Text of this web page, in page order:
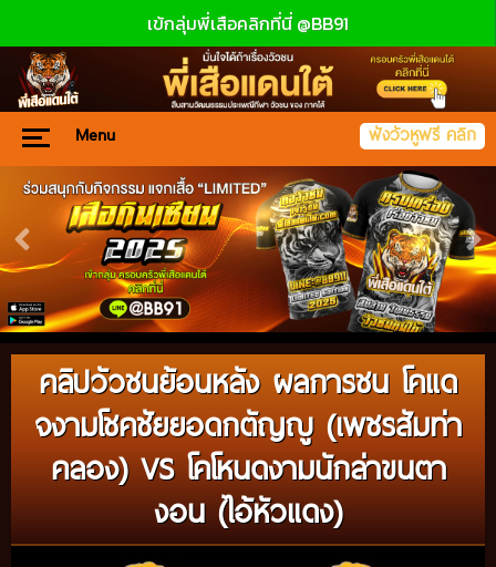
เข้กลุ่มพี่เสือคลิกที่นี่ @BB91
Menu ฟังวัวหูฟรี คลิก
คลิปวัวชนย้อนหลัง ผลการชน โคแด
จงามโชคชัยยอดกตัญญู (เพชรสัมท่า
คลอง) VS โคโหนดงามนักล่าขนตา
งอน (ไอ้หัวแดง)